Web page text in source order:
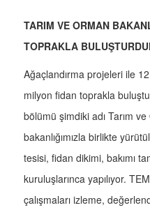
TARIM VE ORMAN
TOPRAKLA
Ağaçlandırma projeleri ile
milyon fidan toprakla
bölümü şimdiki adı Tarım
bakanlığımızla birlikte
tesisi, fidan dikimi, bakımı
kuruluşlarınca yapılıyor.
çalışmaları izleme,